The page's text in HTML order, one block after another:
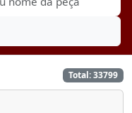
Total: 33799